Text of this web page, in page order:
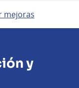
mejoras
y